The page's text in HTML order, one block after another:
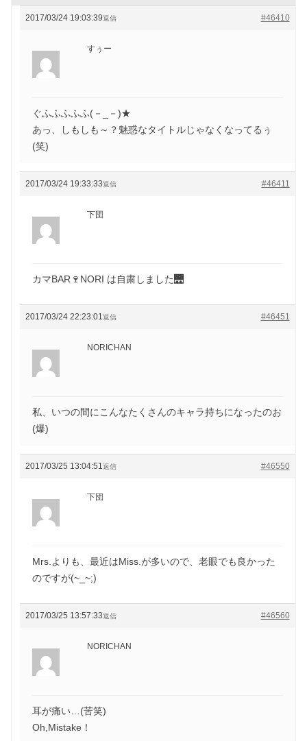
2017/03/24 19:03:39 #46410
返信
すぅー
ぐふふふふふ(－_－)★
あっ、しもしも～？魅惑なタイトルじゃなくなってるぅ
(笑)
2017/03/24 19:33:33 #46411
返信
下団
カマBAR🍷NORI は自粛しました🌉
2017/03/24 22:23:01 #46451
返信
NORICHAN
私、いつの間にこんなたくさんのキャラ持ちになったのお
(爆)
2017/03/25 13:04:51 #46550
返信
下団
Mrs.よりも、最近はMiss.が多いので、老眼でも良かった
のですが(~_~;)
2017/03/25 13:57:33 #46560
返信
NORICHAN
耳が痛い…(苦笑)
Oh,Mistake！